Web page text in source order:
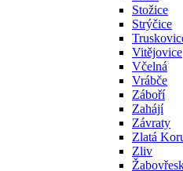
Stožice
Strýčice
Vitějovice
Včelná
Vrábče
Záboří
Zahájí
Závraty
Zlatá
Zliv